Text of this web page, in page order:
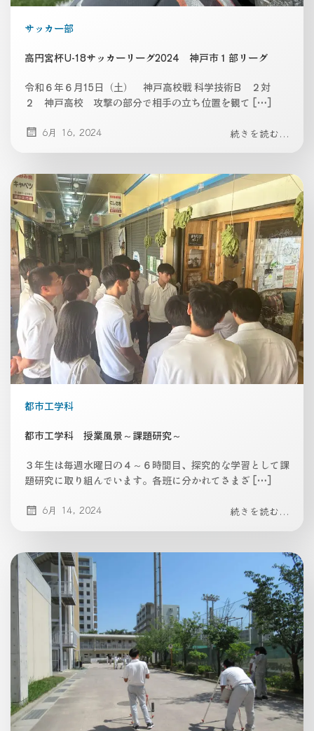
サッカー部
高円宮杯U-18サッカーリーグ2024 神戸市１部リーグ
令和６年６月15日（土） 神戸高校戦 科学技術B ２対
２ 神戸高校 攻撃の部分で相手の立ち位置を観て […]
6月 16, 2024 続きを読む...
都市工学科
都市工学科 授業風景～課題研究～
３年生は毎週水曜日の４～６時間目、探究的な学習として課
題研究に取り組んでいます。各班に分かれてさまざ […]
6月 14, 2024 続きを読む...